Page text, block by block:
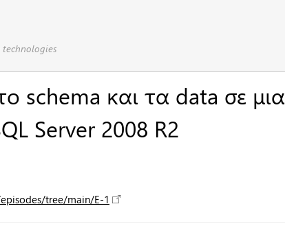
schema και τα data σε μια
Server 2008 R2
tree/main/E-1